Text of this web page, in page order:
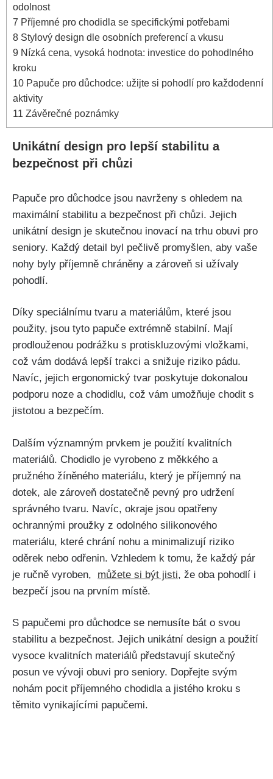
odolnost
7 Příjemné pro chodidla se specifickými potřebami
8 Stylový design dle osobních preferencí a ⁣vkusu
9 Nízká cena, vysoká hodnota: investice do pohodlného
kroku
10 Papuče pro důchodce: užijte‌ si pohodlí pro každodenní
aktivity
11 Závěrečné​ poznámky
Unikátní design ⁣pro‌ lepší stabilitu a
bezpečnost při chůzi
Papuče pro důchodce jsou navrženy s ohledem na
maximální stabilitu​ a bezpečnost při chůzi. Jejich
unikátní design je skutečnou inovací na trhu obuvi pro
seniory.​ Každý detail byl pečlivě promyšlen, ⁤aby vaše
nohy byly příjemně chráněny a zároveň si užívaly
pohodlí.
Díky speciálnímu tvaru a materiálům, které jsou
⁤použity, jsou tyto papuče extrémně stabilní.‍ Mají
prodlouženou podrážku s protiskluzovými vložkami,
což vám dodává lepší ​trakci a snižuje riziko pádu.
Navíc, jejich ⁣ergonomický tvar poskytuje dokonalou
podporu noze a​ chodidlu, což ‍vám umožňuje chodit s
jistotou a bezpečím.
Dalším významným prvkem je použití kvalitních
materiálů. Chodidlo​ je vyrobeno z měkkého a
pružného​ žíněného materiálu, který je příjemný na
dotek, ale ⁤zároveň ‍dostatečně pevný pro udržení
správného tvaru. Navíc, okraje jsou opatřeny
ochrannými proužky z‌ odolného⁢ silikonového
materiálu, ⁣které chrání‍ nohu ‌a minimalizují riziko⁢
oděrek nebo odřenin. Vzhledem k tomu, že každý pár
je ručně vyroben, ‍ můžete si být jisti, že ⁣oba pohodlí i
bezpečí jsou na prvním ‌místě.
S papučemi pro důchodce se nemusíte ⁤bát⁣ o svou
stabilitu a​ bezpečnost. Jejich unikátní design a⁢ použití
vysoce ⁤kvalitních materiálů představují skutečný
posun ve vývoji obuvi pro seniory. Dopřejte svým ​
nohám pocit příjemného chodidla a jistého kroku s
těmito vynikajícími papučemi.